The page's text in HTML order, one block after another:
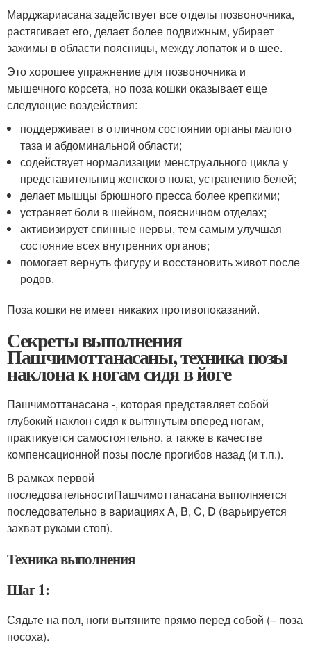
Марджариасана задействует все отделы позвоночника,
растягивает его, делает более подвижным, убирает
зажимы в области поясницы, между лопаток и в шее.
Это хорошее упражнение для позвоночника и
мышечного корсета, но поза кошки оказывает еще
следующие воздействия:
поддерживает в отличном состоянии органы малого
таза и абдоминальной области;
содействует нормализации менструального цикла у
представительниц женского пола, устранению белей;
делает мышцы брюшного пресса более крепкими;
устраняет боли в шейном, поясничном отделах;
активизирует спинные нервы, тем самым улучшая
состояние всех внутренних органов;
помогает вернуть фигуру и восстановить живот после
родов.
Поза кошки не имеет никаких противопоказаний.
Секреты выполнения
Пашчимоттанасаны, техника позы
наклона к ногам сидя в йоге
Пашчимоттанасана -, которая представляет собой
глубокий наклон сидя к вытянутым вперед ногам,
практикуется самостоятельно, а также в качестве
компенсационной позы после прогибов назад (и т.п.).
В рамках первой
последовательностиПашчимоттанасана выполняется
последовательно в вариациях A, B, C, D (варьируется
захват руками стоп).
Техника выполнения
Шаг 1:
Сядьте на пол, ноги вытяните прямо перед собой (– поза
посоха).